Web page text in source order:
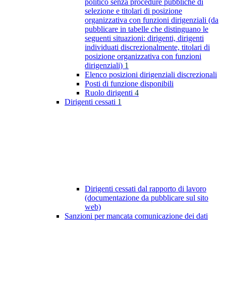
politico senza procedure pubbliche di
selezione e titolari di posizione
organizzativa con funzioni dirigenziali (da
pubblicare in tabelle che distinguano le
seguenti situazioni: dirigenti, dirigenti
individuati discrezionalmente, titolari di
posizione organizzativa con funzioni
dirigenziali) 1
Elenco posizioni dirigenziali discrezionali
Posti di funzione disponibili
Ruolo dirigenti 4
Dirigenti cessati 1
Dirigenti cessati dal rapporto di lavoro
(documentazione da pubblicare sul sito
web)
Sanzioni per mancata comunicazione dei dati